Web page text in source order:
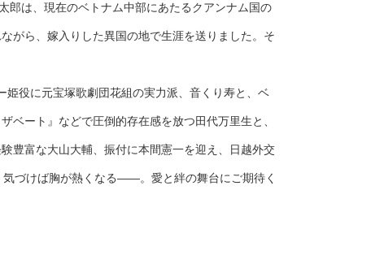
郎は、現在のベトナム中部にあたるクアンナム国の
がら、嫁入りした異国の地で生涯を送りました。そ
役に元宝塚歌劇団花組の実力派、音くり寿と、ベ
ベート』などで圧倒的存在感を放つ田代万里生と、
豊富な大山大輔、振付に本間憲一を迎え、日越外交
づけば胸が熱くなる——。愛と絆の舞台にご期待く